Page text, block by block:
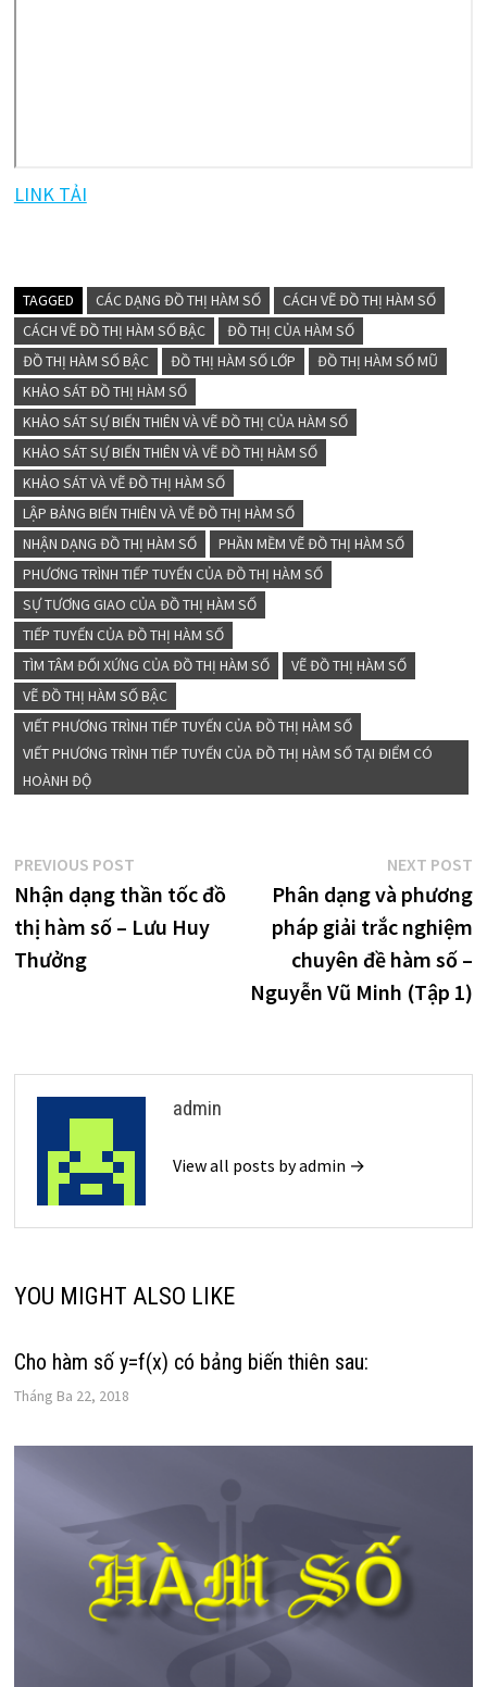
LINK TẢI
TAGGED CÁC DẠNG ĐỒ THỊ HÀM SỐ
CÁCH VẼ ĐỒ THỊ HÀM SỐ
CÁCH VẼ ĐỒ THỊ HÀM SỐ BẬC
ĐỒ THỊ CỦA HÀM SỐ
ĐỒ THỊ HÀM SỐ BẬC
ĐỒ THỊ HÀM SỐ LỚP
ĐỒ THỊ HÀM SỐ MŨ
KHẢO SÁT ĐỒ THỊ HÀM SỐ
KHẢO SÁT SỰ BIẾN THIÊN VÀ VẼ ĐỒ THỊ CỦA HÀM SỐ
KHẢO SÁT SỰ BIẾN THIÊN VÀ VẼ ĐỒ THỊ HÀM SỐ
KHẢO SÁT VÀ VẼ ĐỒ THỊ HÀM SỐ
LẬP BẢNG BIẾN THIÊN VÀ VẼ ĐỒ THỊ HÀM SỐ
NHẬN DẠNG ĐỒ THỊ HÀM SỐ
PHẦN MỀM VẼ ĐỒ THỊ HÀM SỐ
PHƯƠNG TRÌNH TIẾP TUYẾN CỦA ĐỒ THỊ HÀM SỐ
SỰ TƯƠNG GIAO CỦA ĐỒ THỊ HÀM SỐ
TIẾP TUYẾN CỦA ĐỒ THỊ HÀM SỐ
TÌM TÂM ĐỐI XỨNG CỦA ĐỒ THỊ HÀM SỐ
VẼ ĐỒ THỊ HÀM SỐ
VẼ ĐỒ THỊ HÀM SỐ BẬC
VIẾT PHƯƠNG TRÌNH TIẾP TUYẾN CỦA ĐỒ THỊ HÀM SỐ
VIẾT PHƯƠNG TRÌNH TIẾP TUYẾN CỦA ĐỒ THỊ HÀM SỐ TẠI ĐIỂM CÓ
HOÀNH ĐỘ
Điều
hướng
bài
PREVIOUS POSTPrevious
post:
Nhận dạng thần tốc đồ
thị hàm số – Lưu Huy
Thưởng
NEXT POST
Phân dạng và phương
pháp giải trắc nghiệm
chuyên đề hàm số –
Nguyễn Vũ Minh (Tập 1)
admin
View all posts by admin →
YOU MIGHT ALSO LIKE
Cho hàm số y=f(x) có bảng biến thiên sau:
Tháng Ba 22, 2018